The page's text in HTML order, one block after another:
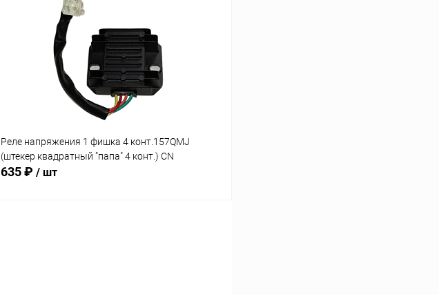
Сравнение
В избранное В наличии
Реле напряжения 1 фишка 4 конт.157QMJ
(штекер квадратный "папа" 4 конт.) CN
635 ₽ / шт